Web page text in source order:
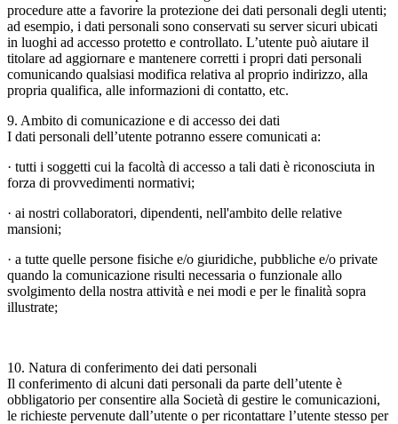
procedure atte a favorire la protezione dei dati personali degli utenti;
ad esempio, i dati personali sono conservati su server sicuri ubicati
in luoghi ad accesso protetto e controllato. L’utente può aiutare il
titolare ad aggiornare e mantenere corretti i propri dati personali
comunicando qualsiasi modifica relativa al proprio indirizzo, alla
propria qualifica, alle informazioni di contatto, etc.
9. Ambito di comunicazione e di accesso dei dati
I dati personali dell’utente potranno essere comunicati a:
· tutti i soggetti cui la facoltà di accesso a tali dati è riconosciuta in
forza di provvedimenti normativi;
· ai nostri collaboratori, dipendenti, nell'ambito delle relative
mansioni;
· a tutte quelle persone fisiche e/o giuridiche, pubbliche e/o private
quando la comunicazione risulti necessaria o funzionale allo
svolgimento della nostra attività e nei modi e per le finalità sopra
illustrate;
10. Natura di conferimento dei dati personali
Il conferimento di alcuni dati personali da parte dell’utente è
obbligatorio per consentire alla Società di gestire le comunicazioni,
le richieste pervenute dall’utente o per ricontattare l’utente stesso per